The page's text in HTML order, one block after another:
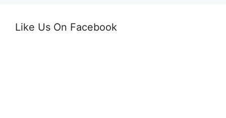
Like Us On Facebook